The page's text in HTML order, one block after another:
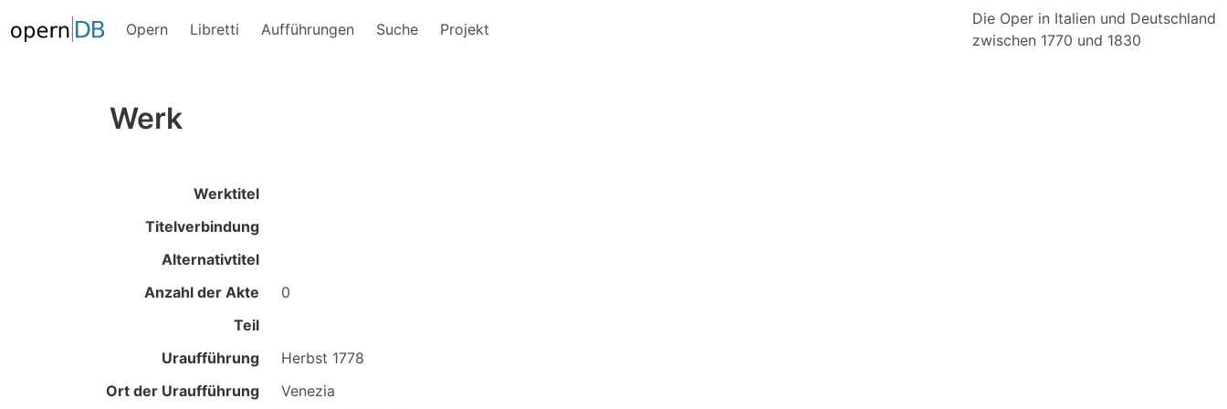
Opern Libretti Aufführungen Suche Projekt
Die Oper in Italien und Deutschland
zwischen 1770 und 1830
Werk
Werktitel
Titelverbindung
Alternativtitel
Anzahl der Akte
0
Teil
Uraufführung
Herbst 1778
Ort der Uraufführung
Venezia